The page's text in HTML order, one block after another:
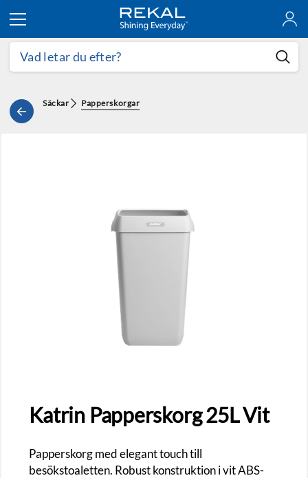
Hoppa till innehållet
Säckar Papperskorgar
Katrin Papperskorg 25L Vit
Papperskorg med elegant touch till
besökstoaletten. Robust konstruktion i vit ABS-